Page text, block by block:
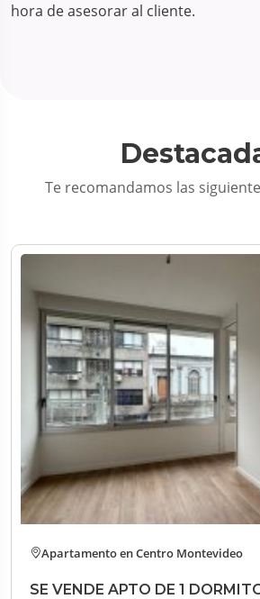
hora de asesorar al cliente.
Te recomandamos las
Apartamento en Centro Montevideo
SE VENDE APTO DE 1